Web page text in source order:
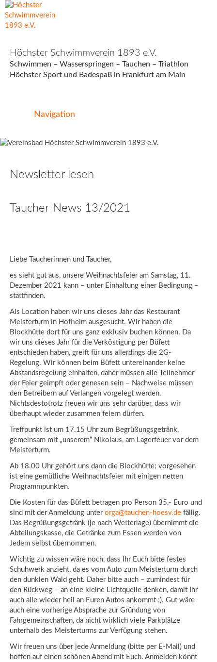
Höchster Schwimmverein 1893 e.V.
Schwimmen – Wasserspringen – Tauchen – Triathlon
Höchster Sport und Badespaß in Frankfurt am Main
Navigation
Newsletter lesen
Taucher-News 13/2021
Liebe Taucherinnen und Taucher,
es sieht gut aus, unsere Weihnachtsfeier am Samstag, 11.
Dezember 2021 kann – unter Einhaltung einer Bedingung –
stattfinden.
Als Location haben wir uns dieses Jahr das Restaurant
Meisterturm in Hofheim ausgesucht. Wir haben die
Blockhütte dort für uns ganz exklusiv buchen können. Da
wir uns dieses Jahr für die Verköstigung per Büfett
entschieden haben, greift für uns allerdings die 2G-
Regelung. Wir können beim Büfett untereinander keine
Abstandsregelung einhalten, daher müssen alle Teilnehmer
der Feier geimpft oder genesen sein – Nachweise müssen
den Betreibern auf Verlangen vorgelegt werden.
Nichtsdestotrotz freuen wir uns sehr darüber, dass wir
überhaupt wieder zusammen feiern dürfen.
Treffpunkt ist um 17.15 Uhr zum Begrüßungsgetränk,
gemeinsam mit „unserem“ Nikolaus, am Lagerfeuer vor dem
Meisterturm.
Ab 18.00 Uhr gehört uns dann die Blockhütte; vorgesehen
ist eine gemütliche Weihnachtsfeier mit einigen netten
Programmpunkten.
Die Kosten für das Büfett betragen pro Person 35,- Euro und
sind mit der Anmeldung unter orga@tauchen-hoesv.de fällig.
Das Begrüßungsgetränk (je nach Wetterlage) übernimmt die
Abteilungskasse, die Getränke zum Essen werden von
Jedem selbst übernommen.
Wichtig zu wissen wäre noch, dass Ihr Euch bitte festes
Schuhwerk anzieht, da es vom Auto zum Meisterturm durch
den dunklen Wald geht. Daher bitte auch – zumindest für
den Rückweg – an eine kleine Lichtquelle denken, damit Ihr
auch alle wieder heil an Euren Autos ankommt ;). Gut wäre
auch eine vorherige Absprache zur Gründung von
Fahrgemeinschaften, da nicht wirklich viele Parkplätze
unterhalb des Meisterturms zur Verfügung stehen.
Wir freuen uns über jede Anmeldung (bitte per E-Mail) und
hoffen auf einen schönen Abend mit Euch. Anmelden könnt